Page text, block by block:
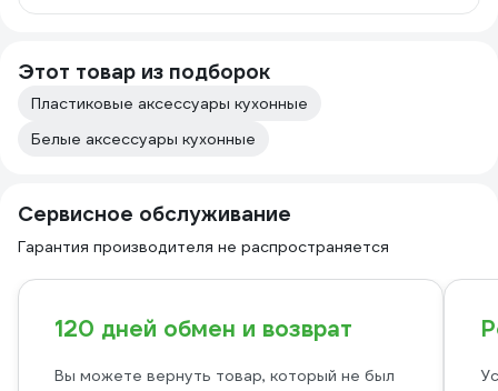
Этот товар из подборок
Пластиковые аксессуары кухонные
Белые аксессуары кухонные
Сервисное обслуживание
Гарантия производителя не распространяется
120 дней обмен и возврат
Вы можете вернуть товар, который не был